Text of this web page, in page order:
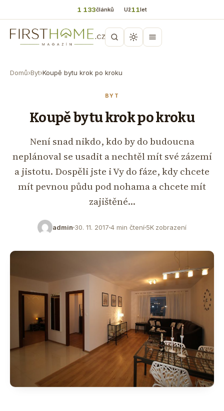
1 133článků Už11let
Domů›Byt›Koupě bytu krok po kroku
BYT
Koupě bytu krok po kroku
Není snad nikdo, kdo by do budoucna
neplánoval se usadit a nechtěl mít své zázemí
a jistotu. Dospěli jste i Vy do fáze, kdy chcete
mít pevnou půdu pod nohama a chcete mít
zajištěné…
admin 30. 11. 2017 4 min čtení 5K zobrazení